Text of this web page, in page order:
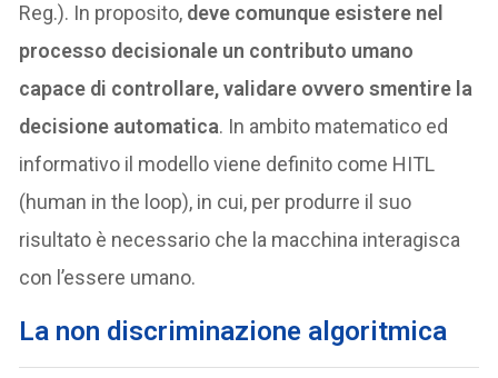
Reg.). In proposito, deve comunque esistere nel
processo decisionale un contributo umano
capace di controllare, validare ovvero smentire la
decisione automatica. In ambito matematico ed
informativo il modello viene definito come HITL
(human in the loop), in cui, per produrre il suo
risultato è necessario che la macchina interagisca
con l’essere umano.
La non discriminazione algoritmica